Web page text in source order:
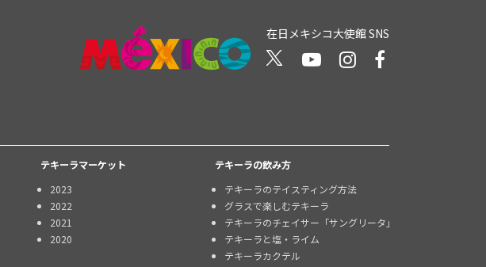
在日メキシコ大使館 SNS
テキーラマーケット
2023
2022
2021
2020
テキーラの飲み方
テキーラのテイスティング方法
グラスで楽しむテキーラ
テキーラのチェイサー「サングリータ」
テキーラと塩・ライム
テキーラカクテル